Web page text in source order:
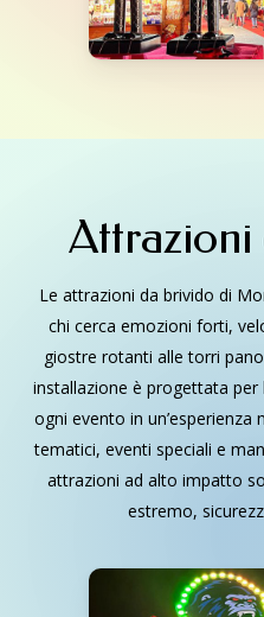
Le attrazioni da brivido di
chi cerca emozioni forti,
giostre rotanti alle torri
installazione è progettata
ogni evento in
tematici, eventi speciali e
attrazioni ad alto impatto
estremo,